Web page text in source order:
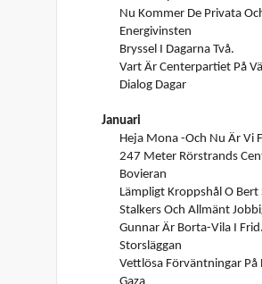
Nu Kommer De Privata
Energivinsten
Bryssel I Dagarna Två.
Vart Är Centerpartiet På
Dialog Dagar
Januari
Heja Mona -och Nu Är Vi
247 Meter Rörstrands
Bovieran
Lämpligt Kroppshål O
Stalkers Och Allmänt
Gunnar Är Borta-Vila I
Storsläggan
Vettlösa Förväntningar På